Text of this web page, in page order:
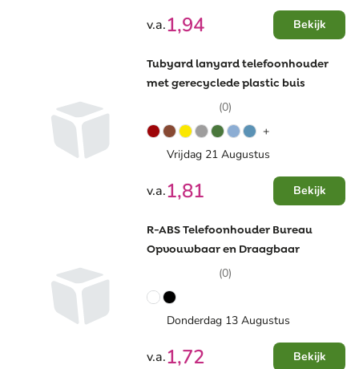
v.a.1,94 Bekijk
Tubyard lanyard telefoonhouder
met gerecyclede plastic buis
(0)
+
Vrijdag 21 Augustus
v.a.1,81 Bekijk
R-ABS Telefoonhouder Bureau
Opvouwbaar en Draagbaar
(0)
Donderdag 13 Augustus
v.a.1,72 Bekijk